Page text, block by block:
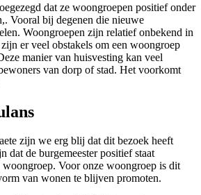
dat ze woongroepen positief onder
Vooral bij degenen die nieuwe
Woongroepen zijn relatief onbekend in
er veel obstakels om een woongroep
manier van huisvesting kan veel
van dorp of stad. Het voorkomt
zijn we erg blij dat dit bezoek heeft
dat de burgemeester positief staat
Voor onze woongroep is dit
van wonen te blijven promoten.